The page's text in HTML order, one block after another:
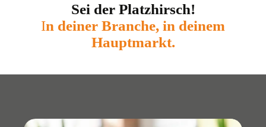
Sei der Platzhirsch!
In deiner Branche, in deinem
Hauptmarkt.